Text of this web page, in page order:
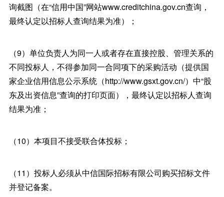
询截图（在“信用中国”网站www.creditchina.gov.cn查询，
最终认定以招标人查询结果为准）；
（9）单位负责人为同一人或者存在直接控股、管理关系的
不同投标人，不得参加同一合同项下的采购活动（提供国
家企业信用信息公示系统（http://www.gsxt.gov.cn/）中“股
东及出资信息”查询的打印页面），最终认定以招标人查询
结果为准；
（10）本项目不接受联合体投标；
（11）投标人必须从中信国际招标有限公司购买招标文件
并登记备案。